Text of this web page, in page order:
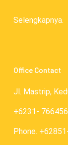
Selengkapnya.
Office Contact
Jl. Mastrip,
+6231-
Phone.